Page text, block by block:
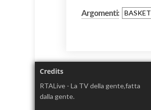
Argomenti: BASKET
Credits
RTALive - La TV della gente,fatta
dalla gente.